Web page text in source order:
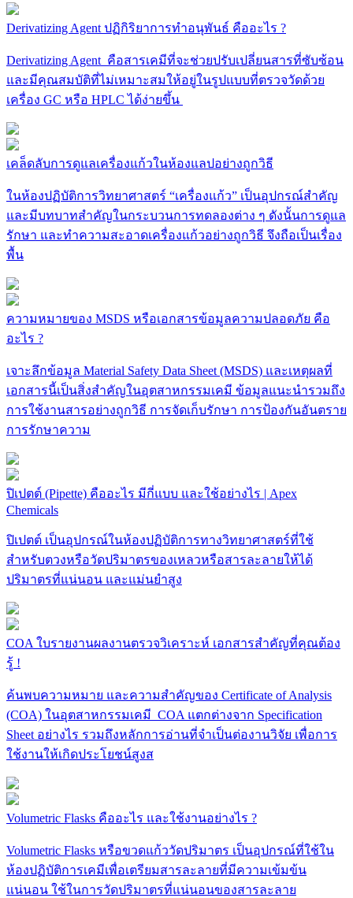
Derivatizing Agent ปฏิกิริยาการทำอนุพันธ์ คืออะไร ?
Derivatizing Agent คือสารเคมีที่จะช่วยปรับเปลี่ยนสารที่ซับซ้อน
และมีคุณสมบัติที่ไม่เหมาะสมให้อยู่ในรูปแบบที่ตรวจวัดด้วย
เครื่อง GC หรือ HPLC ได้ง่ายขึ้น
เคล็ดลับการดูแลเครื่องแก้วในห้องแลปอย่างถูกวิธี
ในห้องปฏิบัติการวิทยาศาสตร์ “เครื่องแก้ว” เป็นอุปกรณ์สำคัญ
และมีบทบาทสำคัญในกระบวนการทดลองต่าง ๆ ดังนั้นการดูแล
รักษา และทำความสะอาดเครื่องแก้วอย่างถูกวิธี จึงถือเป็นเรื่อง
พื้น
ความหมายของ MSDS หรือเอกสารข้อมูลความปลอดภัย คือ
อะไร ?
เจาะลึกข้อมูล Material Safety Data Sheet (MSDS) และเหตุผลที่
เอกสารนี้เป็นสิ่งสำคัญในอุตสาหกรรมเคมี ข้อมูลแนะนำรวมถึง
การใช้งานสารอย่างถูกวิธี การจัดเก็บรักษา การป้องกันอันตราย
การรักษาความ
ปิเปตต์ (Pipette) คืออะไร มีกี่แบบ และใช้อย่างไร | Apex
Chemicals
ปิเปตต์ เป็นอุปกรณ์ในห้องปฏิบัติการทางวิทยาศาสตร์ที่ใช้
สำหรับตวงหรือวัดปริมาตรของเหลวหรือสารละลายให้ได้
ปริมาตรที่แน่นอน และแม่นยำสูง
COA ใบรายงานผลงานตรวจวิเคราะห์ เอกสารสำคัญที่คุณต้อง
รู้ !
ค้นพบความหมาย และความสำคัญของ Certificate of Analysis
(COA) ในอุตสาหกรรมเคมี COA แตกต่างจาก Specification
Sheet อย่างไร รวมถึงหลักการอ่านที่จำเป็นต่องานวิจัย เพื่อการ
ใช้งานให้เกิดประโยชน์สูงส
Volumetric Flasks คืออะไร และใช้งานอย่างไร ?
Volumetric Flasks หรือขวดแก้ววัดปริมาตร เป็นอุปกรณ์ที่ใช้ใน
ห้องปฏิบัติการเคมีเพื่อเตรียมสารละลายที่มีความเข้มข้น
แน่นอน ใช้ในการวัดปริมาตรที่แน่นอนของสารละลาย